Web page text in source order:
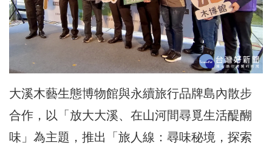
大溪木藝生態博物館與永續旅行品牌島內散步
合作，以「放大大溪、在山河間尋覓生活醍醐
味」為主題，推出「旅人線：尋味秘境，探索